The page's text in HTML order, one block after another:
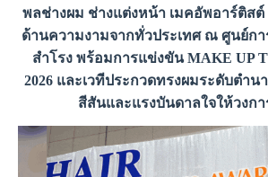
พลช่างผม ช่างแต่งหน้า เมคอัพอาร์ติส
ด้านความงามจากทั่วประเทศ ณ ศูนย์กา
สำโรง พร้อมการแข่งขัน MAKE UP
2026 และเวทีประกวดทรงผมระดับตำ
สีสันและแรงบันดาลใจให้วงก